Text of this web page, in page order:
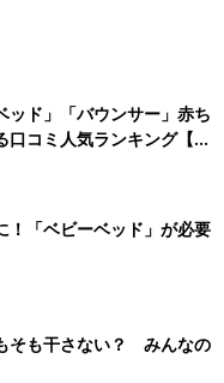
ッド」「バウンサー」赤ち
口コミ人気ランキング【た
2026】
！「ベビーベッド」が必要
そも干さない？ みんなの